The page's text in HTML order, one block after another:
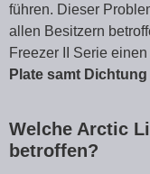
führen. Dieser
allen Besitzern
Freezer II Serie einen
Plate samt Dichtung
Welche Arctic
betroffen?